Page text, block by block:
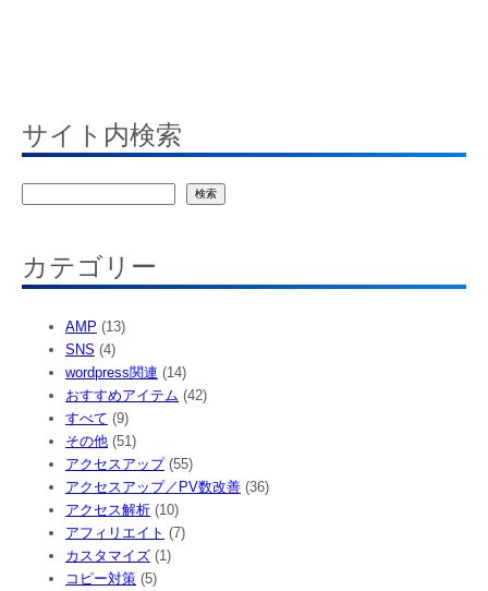
サイト内検索
検索
カテゴリー
AMP (13)
SNS (4)
wordpress関連 (14)
おすすめアイテム (42)
すべて (9)
その他 (51)
アクセスアップ(55)
アクセスアップ／PV数改善 (36)
アクセス解析 (10)
アフィリエイト (7)
カスタマイズ (1)
コピー対策 (5)